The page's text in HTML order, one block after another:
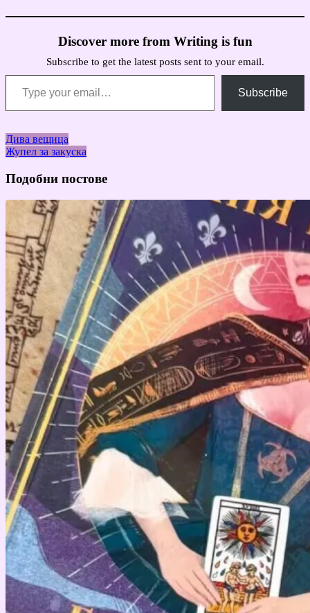
Discover more from Writing is fun
Subscribe to get the latest posts sent to your email.
Type your email…
Subscribe
Навигация
Дива вещица
Жупел за закуска
Подобни постове